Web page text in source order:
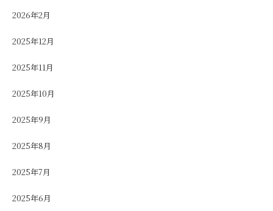
2026年2月
2025年12月
2025年11月
2025年10月
2025年9月
2025年8月
2025年7月
2025年6月